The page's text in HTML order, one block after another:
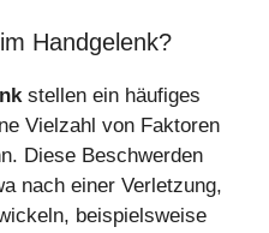
Handgelenk?
stellen ein häufiges
Vielzahl von Faktoren
Diese Beschwerden
nach einer Verletzung,
beispielsweise